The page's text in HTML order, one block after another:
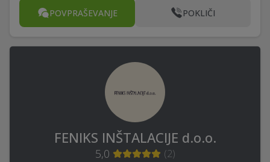
POVPRAŠEVANJE POKLIČI
FENIKS INŠTALACIJE d.o.o.
5,0 (2)